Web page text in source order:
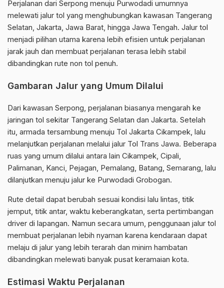
Perjalanan dari Serpong menuju Purwodadi umumnya
melewati jalur tol yang menghubungkan kawasan Tangerang
Selatan, Jakarta, Jawa Barat, hingga Jawa Tengah. Jalur tol
menjadi pilihan utama karena lebih efisien untuk perjalanan
jarak jauh dan membuat perjalanan terasa lebih stabil
dibandingkan rute non tol penuh.
Gambaran Jalur yang Umum Dilalui
Dari kawasan Serpong, perjalanan biasanya mengarah ke
jaringan tol sekitar Tangerang Selatan dan Jakarta. Setelah
itu, armada tersambung menuju Tol Jakarta Cikampek, lalu
melanjutkan perjalanan melalui jalur Tol Trans Jawa. Beberapa
ruas yang umum dilalui antara lain Cikampek, Cipali,
Palimanan, Kanci, Pejagan, Pemalang, Batang, Semarang, lalu
dilanjutkan menuju jalur ke Purwodadi Grobogan.
Rute detail dapat berubah sesuai kondisi lalu lintas, titik
jemput, titik antar, waktu keberangkatan, serta pertimbangan
driver di lapangan. Namun secara umum, penggunaan jalur tol
membuat perjalanan lebih nyaman karena kendaraan dapat
melaju di jalur yang lebih terarah dan minim hambatan
dibandingkan melewati banyak pusat keramaian kota.
Estimasi Waktu Perjalanan